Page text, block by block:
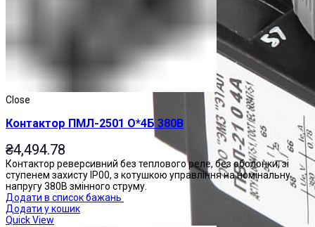
Close
Контактор ПМЛ-2501 О*4Б 380В
₴4,494.78
Контактор реверсивний без теплового реле, без оболонки, зі
ступенем захисту IP00, з котушкою управління на номінальну
напругу 380В змінного струму.
Додати в список бажань
Додати у кошик
Quick View